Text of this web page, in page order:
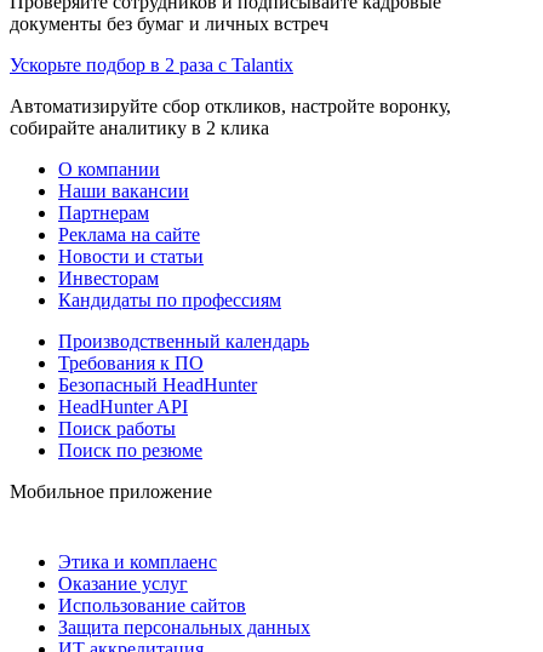
документы без бумаг и личных встреч
Ускорьте подбор в 2 раза с Talantix
Автоматизируйте сбор откликов, настройте воронку,
собирайте аналитику в 2 клика
О компании
Наши вакансии
Партнерам
Реклама на сайте
Новости и статьи
Инвесторам
Кандидаты по профессиям
Производственный календарь
Требования к ПО
Безопасный HeadHunter
HeadHunter API
Поиск работы
Поиск по резюме
Мобильное приложение
Этика и комплаенс
Оказание услуг
Использование сайтов
Защита персональных данных